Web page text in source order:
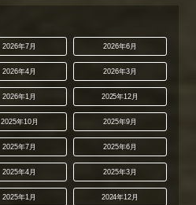
2026年7月 2026年6月
2026年4月 2026年3月
2026年1月 2025年12月
2025年10月 2025年9月
2025年7月 2025年6月
2025年4月 2025年3月
2025年1月 2024年12月